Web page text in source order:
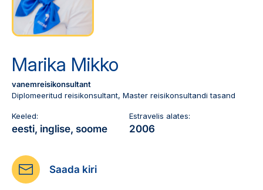
Reisitarvete e-pood
Airalo eSIM
Reisija meelespea
Kuldkaart
Platinum Club
Püsisoodustused
Boonuspunktid
Meist
Ettevõttest, kontaktid, reisikonsultandi teenus, tule
tööle, uudised...
Ettevõttest
Kontaktid
Reisikonsultandi teenus
Tule tööle
Uudised
Marika Mikko
vanemreisikonsultant
Diplomeeritud reisikonsultant, Master reisikonsultandi tasand
Keeled:
eesti, inglise, soome
Estravelis alates:
2006
Saada kiri